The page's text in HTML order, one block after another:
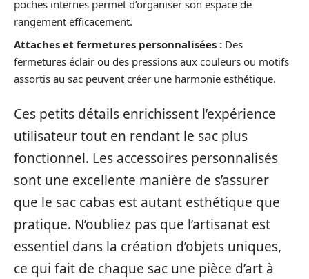
poches internes permet d’organiser son espace de
rangement efficacement.
Attaches et fermetures personnalisées : Des
fermetures éclair ou des pressions aux couleurs ou motifs
assortis au sac peuvent créer une harmonie esthétique.
Ces petits détails enrichissent l’expérience
utilisateur tout en rendant le sac plus
fonctionnel. Les accessoires personnalisés
sont une excellente manière de s’assurer
que le sac cabas est autant esthétique que
pratique. N’oubliez pas que l’artisanat est
essentiel dans la création d’objets uniques,
ce qui fait de chaque sac une pièce d’art à